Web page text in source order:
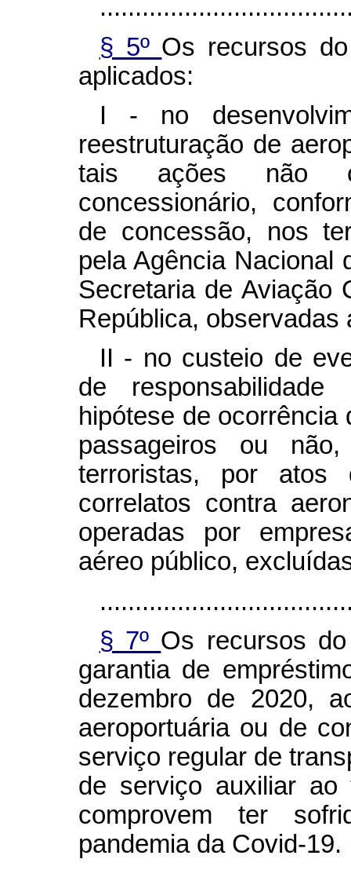
§ 5º Os recursos
aplicados:
I - no
reestruturação de
tais ações não
concessionário,
de concessão, nos
pela Agência Nacional
Secretaria de Aviação
República,
II - no custeio de
de
hipótese de
passageiros ou
terroristas, por
correlatos contra
operadas por
aéreo público,
§ 7º Os recursos
garantia de
dezembro de 2020,
aeroportuária ou de
serviço regular de
de serviço auxiliar ao
comprovem ter
pandemia da Covid-19.